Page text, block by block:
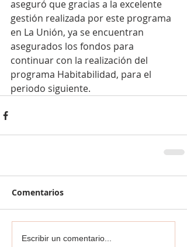
aseguró que gracias a la excelente
gestión realizada por este programa
en La Unión, ya se encuentran
asegurados los fondos para
continuar con la realización del
programa Habitabilidad, para el
periodo siguiente.
Comentarios
Escribir un comentario...